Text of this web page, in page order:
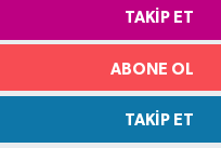
TAKIP ET
ABONE OL
TAKIP ET